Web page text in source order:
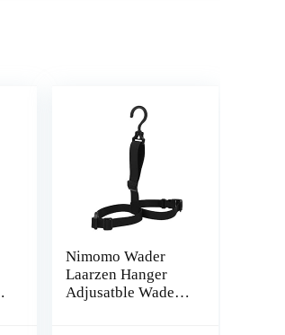
Nimomo Wader
Laarzen Hanger
Adjusatble Wader